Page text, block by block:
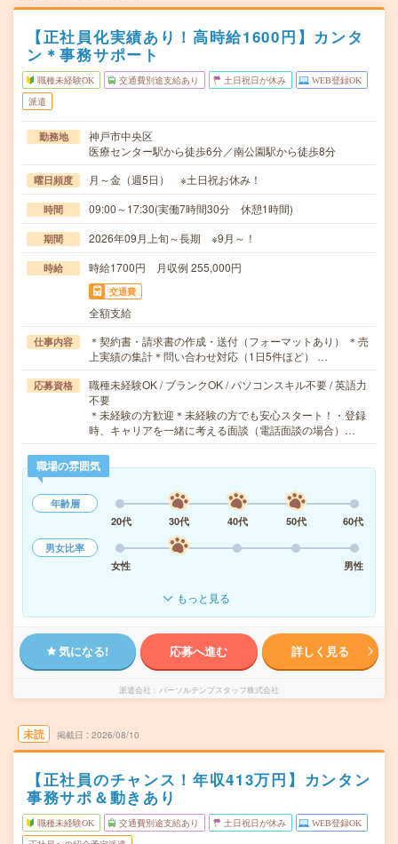
【正社員化実績あり！高時給1600円】カンタ
ン＊事務サポート
職種未経験OK 交通費別途支給あり 土日祝日が休み WEB登録OK
派遣
勤務地
神戸市中央区
医療センター駅から徒歩6分／南公園駅から徒歩8分
曜日頻度 月～金（週5日） ※土日祝お休み！
時間 09:00～17:30(実働7時間30分 休憩1時間)
期間 2026年09月上旬～長期 ※9月～！
時給 時給1700円 月収例 255,000円
交通費
全額支給
仕事内容
＊契約書・請求書の作成・送付（フォーマットあり） ＊売
上実績の集計＊問い合わせ対応（1日5件ほど） …
応募資格
職種未経験OK / ブランクOK / パソコンスキル不要 / 英語力
不要
＊未経験の方歓迎＊未経験の方でも安心スタート！・登録
時、キャリアを一緒に考える面談（電話面談の場合）…
職場の雰囲気
年齢層
20代
30代 40代 50代
60代
男女比率
女性
男性
もっと見る
気になる! 応募へ進む 詳しく見る
派遣会社 パーソルテンプスタッフ株式会社
未読 掲載日 2026/08/10
【正社員のチャンス！年収413万円】カンタン
事務サポ＆動きあり
職種未経験OK 交通費別途支給あり 土日祝日が休み WEB登録OK